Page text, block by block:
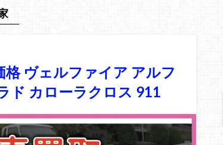
格 ヴェルファイア アルフ
ド カローラクロス 911